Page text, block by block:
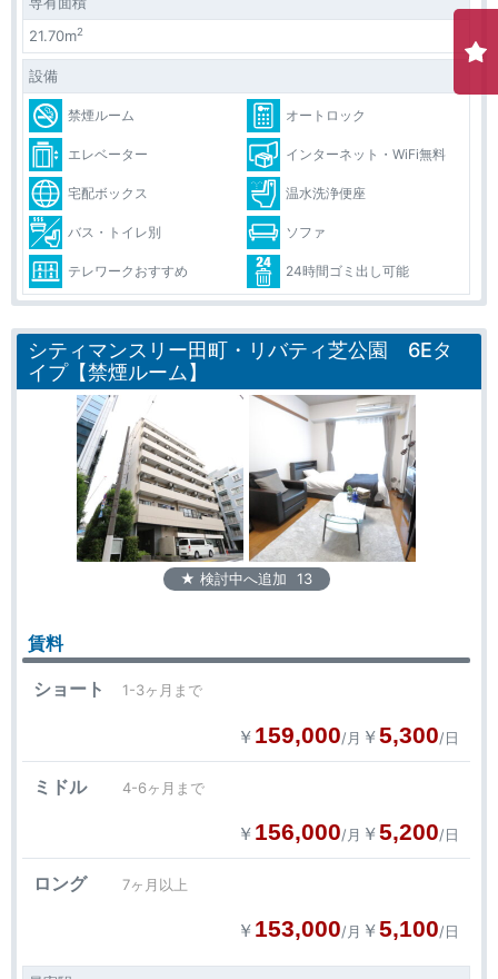
21.70m2
設備
禁煙ルーム オートロック
エレベーター インターネット・WiFi無料
宅配ボックス 温水洗浄便座
バス・トイレ別 ソファ
テレワークおすすめ 24時間ゴミ出し可能
シティマンスリー田町・リバティ芝公園 6Eタ
イプ【禁煙ルーム】
★ 検討中へ追加 13
賃料
ショート 1-3ヶ月まで
￥ 159,000/月 ￥5,300/日
ミドル 4-6ヶ月まで
￥ 156,000/月 ￥5,200/日
ロング 7ヶ月以上
￥ 153,000/月 ￥5,100/日